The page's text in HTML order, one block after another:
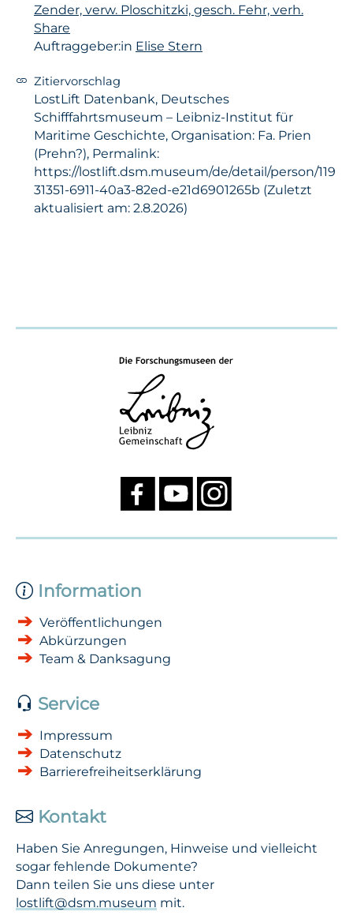
Zender, verw. Ploschitzki, gesch. Fehr, verh.
Share
Auftraggeber:in Elise Stern
Zitiervorschlag
LostLift Datenbank, Deutsches
Schifffahrtsmuseum – Leibniz-Institut für
Maritime Geschichte, Organisation: Fa. Prien
(Prehn?), Permalink:
https://lostlift.dsm.museum/de/detail/person/119
31351-6911-40a3-82ed-e21d6901265b (Zuletzt
aktualisiert am: 2.8.2026)
Information
Veröffentlichungen
Abkürzungen
Team & Danksagung
Service
Impressum
Datenschutz
Barrierefreiheitserklärung
Kontakt
Haben Sie Anregungen, Hinweise und vielleicht
sogar fehlende Dokumente?
Dann teilen Sie uns diese unter
lostlift@dsm.museum mit.